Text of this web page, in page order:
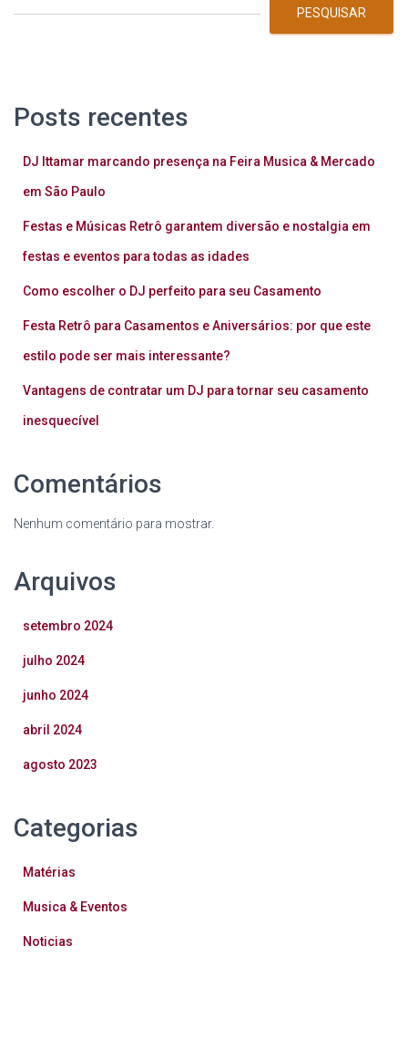
PESQUISAR
Posts recentes
DJ Ittamar marcando presença na Feira Musica & Mercado
em São Paulo
Festas e Músicas Retrô garantem diversão e nostalgia em
festas e eventos para todas as idades
Como escolher o DJ perfeito para seu Casamento
Festa Retrô para Casamentos e Aniversários: por que este
estilo pode ser mais interessante?
Vantagens de contratar um DJ para tornar seu casamento
inesquecível
Comentários
Nenhum comentário para mostrar.
Arquivos
setembro 2024
julho 2024
junho 2024
abril 2024
agosto 2023
Categorias
Matérias
Musica & Eventos
Noticias